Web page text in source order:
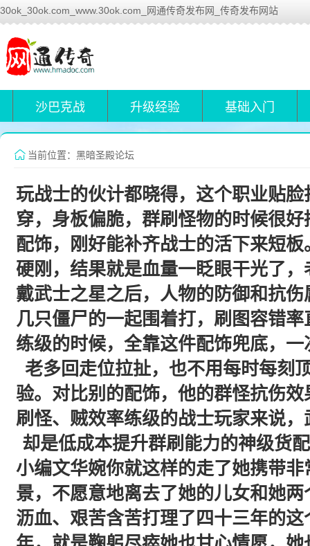
30ok_30ok.com_www.30ok.com_网通传奇发布网_传奇发布网站
沙巴克战 升级经验 基础入门
当前位置：黑暗圣殿论坛
玩战士的伙计都晓得，这个职业贴
穿，身板偏脆，群刷怪物的时候很
配饰，刚好能补齐战士的活下来短
硬刚，结果就是血量一眨眼干光了
戴武士之星之后，人物的防御和抗
几只僵尸的一起围着打，刷图容错
练级的时候，全靠这件配饰兜底，
老多回走位拉扯，也不用每时每刻
验。对比别的配饰，他的群怪抗伤
刷怪、贼效率练级的战士玩家来说
却是低成本提升群刷能力的神级货
小编文华婉你就这样的走了她携带
景，不愿意地离去了她的儿女和她
沥血、艰苦含苦打理了四十三年的